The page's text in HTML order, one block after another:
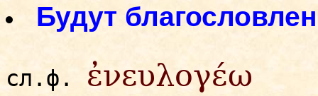
Будут
сл.ф. ἐνευλογέω